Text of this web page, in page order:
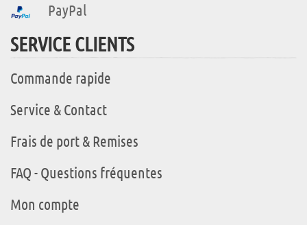
PayPal
SERVICE CLIENTS
Commande rapide
Service & Contact
Frais de port & Remises
FAQ - Questions fréquentes
Mon compte